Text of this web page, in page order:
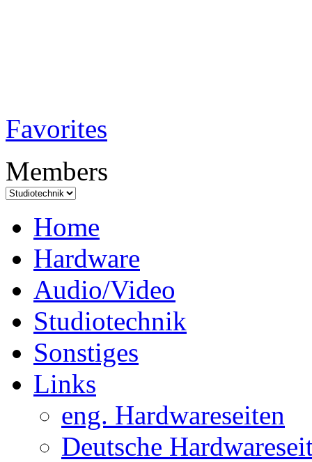
Favorites
Members
Home
Hardware
Audio/Video
Studiotechnik
Sonstiges
Links
eng. Hardwareseiten
Deutsche